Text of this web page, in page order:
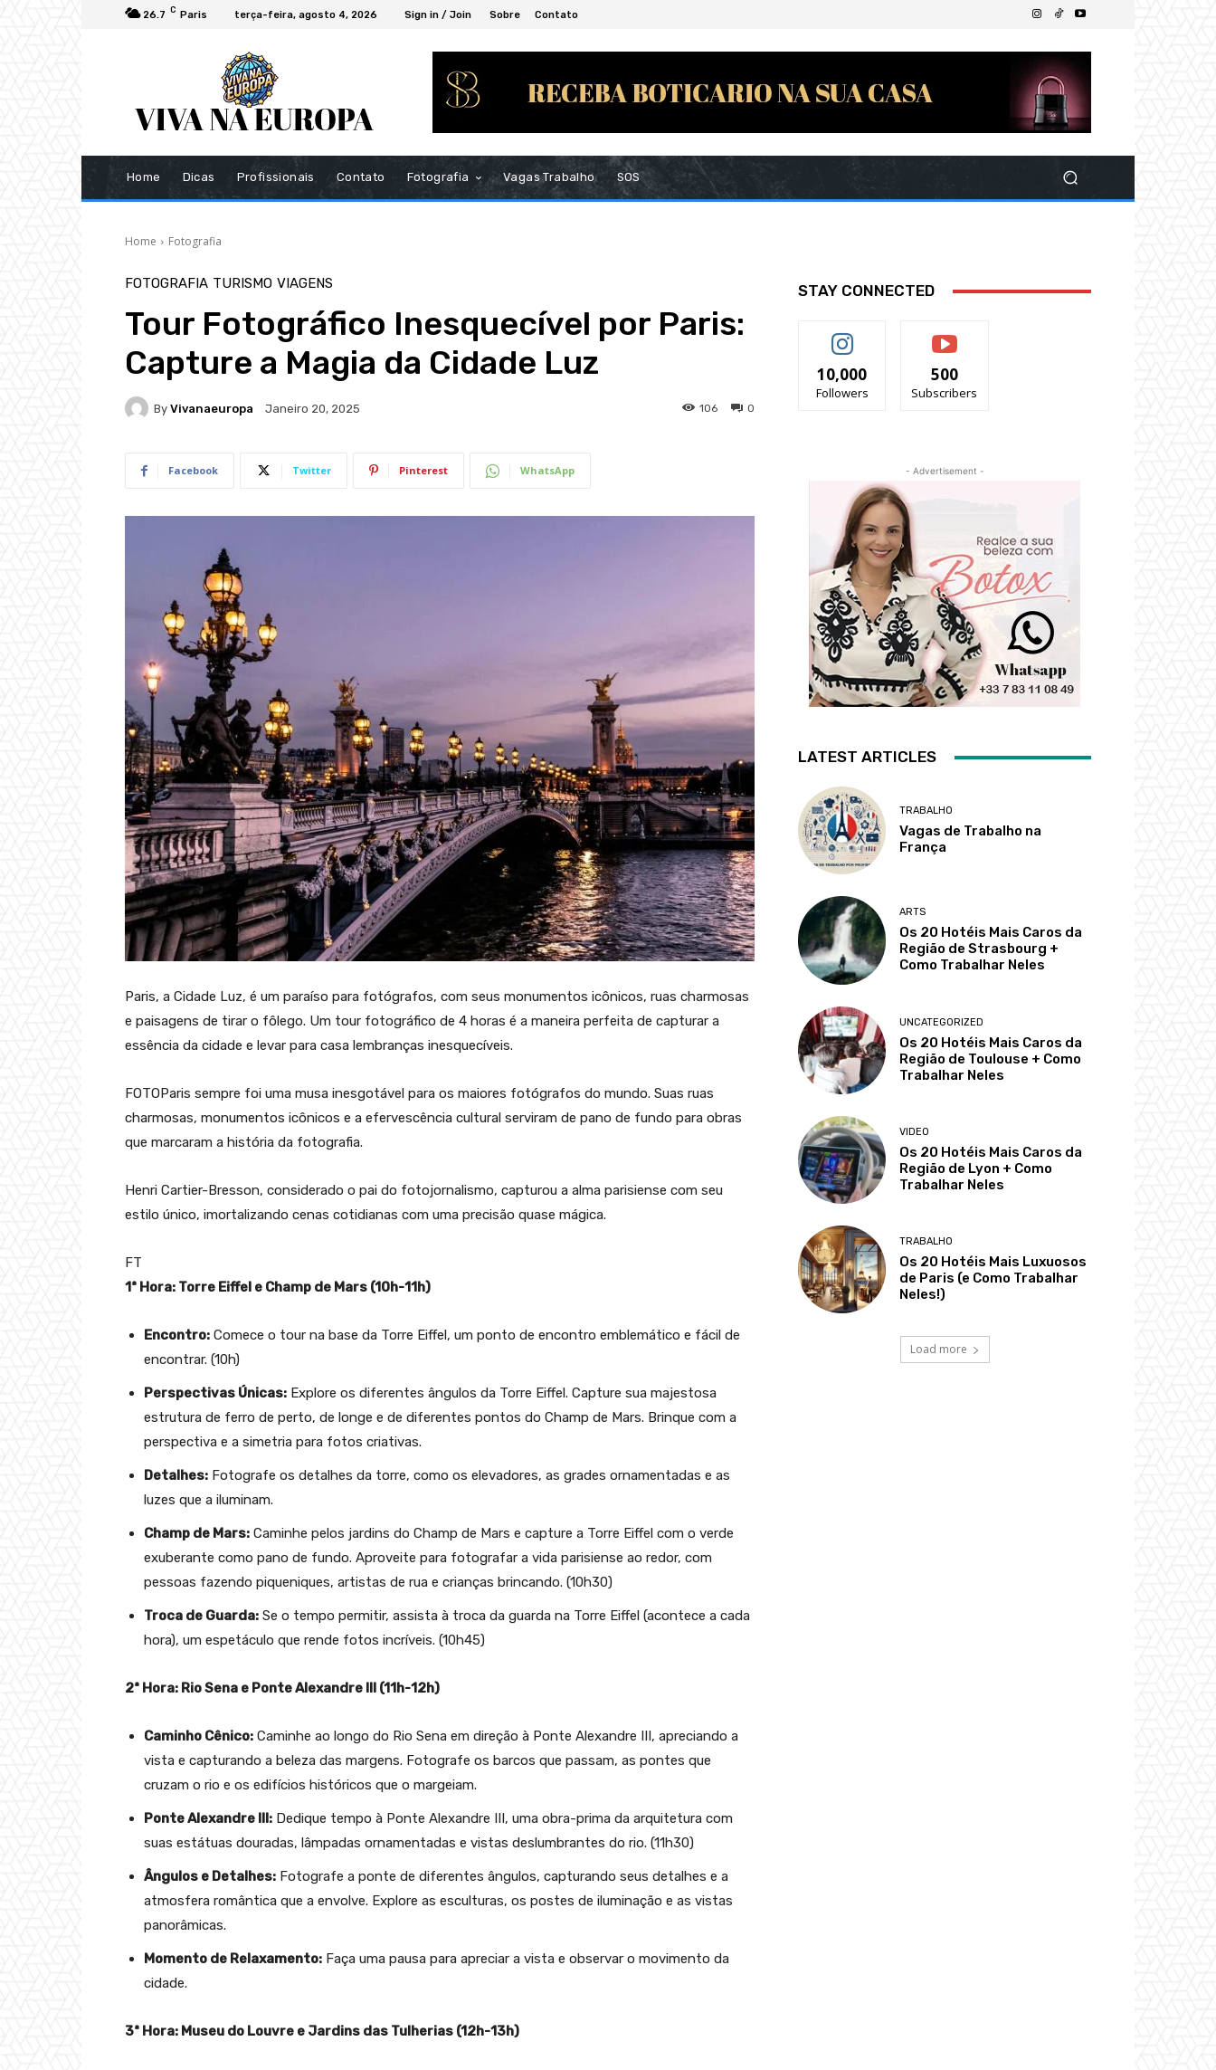
26.7 C Paris terça-feira, agosto 4, 2026 Sign in / Join Sobre Contato
Home Dicas Profissionais Contato Fotografia Vagas Trabalho SOS
Home Fotografia
FOTOGRAFIA TURISMO VIAGENS
Tour Fotográfico Inesquecível por Paris:
Capture a Magia da Cidade Luz
By Vivanaeuropa Janeiro 20, 2025 0
106
Facebook Twitter Pinterest WhatsApp
Paris, a Cidade Luz, é um paraíso para fotógrafos, com seus monumentos icônicos, ruas charmosas
e paisagens de tirar o fôlego. Um tour fotográfico de 4 horas é a maneira perfeita de capturar a
essência da cidade e levar para casa lembranças inesquecíveis.
FOTOParis sempre foi uma musa inesgotável para os maiores fotógrafos do mundo. Suas ruas
charmosas, monumentos icônicos e a efervescência cultural serviram de pano de fundo para obras
que marcaram a história da fotografia.
Henri Cartier-Bresson, considerado o pai do fotojornalismo, capturou a alma parisiense com seu
estilo único, imortalizando cenas cotidianas com uma precisão quase mágica.
FT
1ª Hora: Torre Eiffel e Champ de Mars (10h-11h)
Encontro: Comece o tour na base da Torre Eiffel, um ponto de encontro emblemático e fácil de
encontrar. (10h)
Perspectivas Únicas: Explore os diferentes ângulos da Torre Eiffel. Capture sua majestosa
estrutura de ferro de perto, de longe e de diferentes pontos do Champ de Mars. Brinque com a
perspectiva e a simetria para fotos criativas.
Detalhes: Fotografe os detalhes da torre, como os elevadores, as grades ornamentadas e as
luzes que a iluminam.
Champ de Mars: Caminhe pelos jardins do Champ de Mars e capture a Torre Eiffel com o verde
exuberante como pano de fundo. Aproveite para fotografar a vida parisiense ao redor, com
pessoas fazendo piqueniques, artistas de rua e crianças brincando. (10h30)
Troca de Guarda: Se o tempo permitir, assista à troca da guarda na Torre Eiffel (acontece a cada
hora), um espetáculo que rende fotos incríveis. (10h45)
2ª Hora: Rio Sena e Ponte Alexandre III (11h-12h)
Caminho Cênico: Caminhe ao longo do Rio Sena em direção à Ponte Alexandre III, apreciando a
vista e capturando a beleza das margens. Fotografe os barcos que passam, as pontes que
cruzam o rio e os edifícios históricos que o margeiam.
Ponte Alexandre III: Dedique tempo à Ponte Alexandre III, uma obra-prima da arquitetura com
suas estátuas douradas, lâmpadas ornamentadas e vistas deslumbrantes do rio. (11h30)
Ângulos e Detalhes: Fotografe a ponte de diferentes ângulos, capturando seus detalhes e a
atmosfera romântica que a envolve. Explore as esculturas, os postes de iluminação e as vistas
panorâmicas.
Momento de Relaxamento: Faça uma pausa para apreciar a vista e observar o movimento da
cidade.
3ª Hora: Museu do Louvre e Jardins das Tulherias (12h-13h)
STAY CONNECTED
10,000
Followers
500
Subscribers
- Advertisement -
LATEST ARTICLES
TRABALHO
Vagas de Trabalho na
França
ARTS
Os 20 Hotéis Mais Caros da
Região de Strasbourg +
Como Trabalhar Neles
UNCATEGORIZED
Os 20 Hotéis Mais Caros da
Região de Toulouse + Como
Trabalhar Neles
VIDEO
Os 20 Hotéis Mais Caros da
Região de Lyon + Como
Trabalhar Neles
TRABALHO
Os 20 Hotéis Mais Luxuosos
de Paris (e Como Trabalhar
Neles!)
Load more